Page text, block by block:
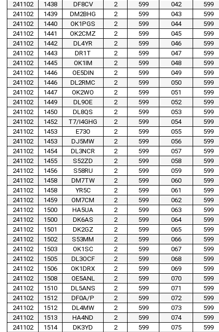
241102
1438 DF8CV 2 599 042
599
241102
1439 DM2BHG 2 599 043
599
241102
1440 OK1PGS 2 599 044
599
241102
1441 OK2CMZ 2 599 045
599
241102
1442 DL4YR 2 599 046
599
241102
1443 DR1T 2 599 047
599
241102
1445 OK1IM 2 599 048
599
241102
1446 OE5DIN 2 599 049
599
241102
1446 DL2RMC 2 599 050
599
241102
1447 OK2WO 2 599 051
599
241102
1449 DL9OE 2 599 052
599
241102
1450 DL8QS 2 599 053
599
241102
1452 T7/I4GHG 2 599 054
599
241102
1453 E73O 2 599 055
599
241102
1453 DJ5MW 2 599 056
599
241102
1454 DL3NCR 2 599 057
599
241102
1455 S52ZD 2 599 058
599
241102
1456 S58RU 2 599 059
599
241102
1458 DM7TW 2 599 060
599
241102
1458 YR5C 2 599 061
599
241102
1459 OM7CM 2 599 062
599
241102
1500 HA5UA 2 599 063
599
241102
1500 DK6AS 2 599 064
599
241102
1501 DK2GZ 2 599 065
599
241102
1502 S53MM 2 599 066
599
241102
1503 OK1SC 2 599 067
599
241102
1505 DL3OCF 2 599 068
599
241102
1506 OK1DRX 2 599 069
599
241102
1508 OE5ANL 2 599 070
599
241102
1510 DL5ANS 2 599 071
599
241102
1512 DF0A/P 2 599 072
599
241102
1512 DL4MW 2 599 073
599
241102
1513 HA4ND 2 599 074
599
241102
1514 DK3YD 2 599 075
599